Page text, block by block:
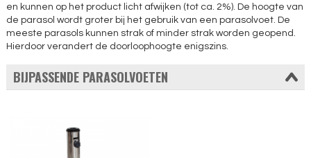
en kunnen op het product licht afwijken (tot ca. 2%). De hoogte van
de parasol wordt groter bij het gebruik van een parasolvoet. De
meeste parasols kunnen strak of minder strak worden geopend.
Hierdoor verandert de doorloophoogte enigszins.
BIJPASSENDE PARASOLVOETEN